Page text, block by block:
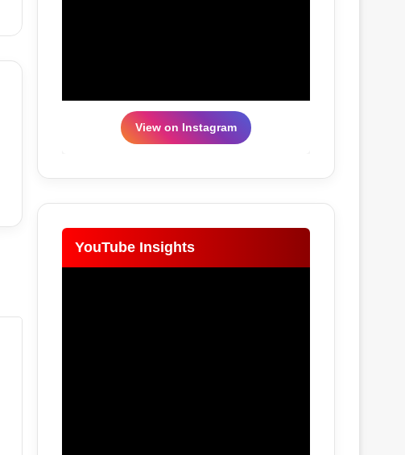
View on Instagram
YouTube Insights